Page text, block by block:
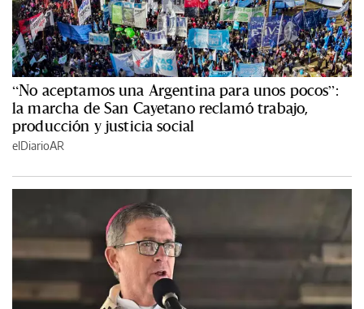
“No aceptamos una Argentina para unos pocos”:
la marcha de San Cayetano reclamó trabajo,
producción y justicia social
elDiarioAR